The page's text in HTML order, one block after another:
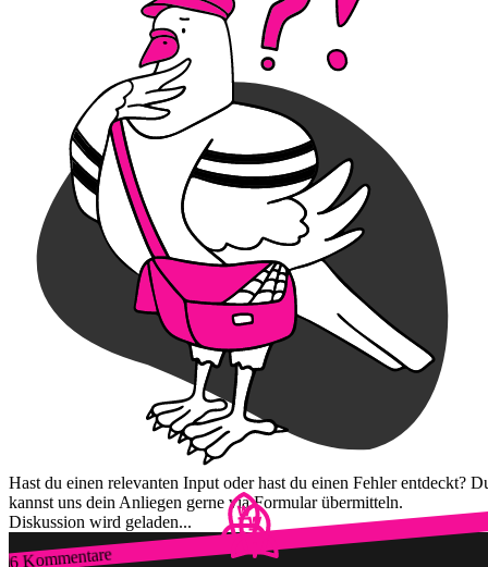
Hast du einen relevanten Input oder hast du einen Fehler entdeckt?
kannst uns dein Anliegen gerne via Formular übermitteln.
Diskussion wird geladen...
6 Kommentare
Zum Login